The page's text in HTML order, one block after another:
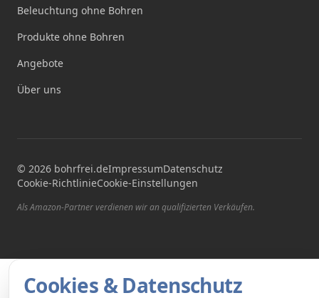
Beleuchtung ohne Bohren
Produkte ohne Bohren
Angebote
Über uns
© 2026 bohrfrei.deImpressumDatenschutz
Cookie-RichtlinieCookie-Einstellungen
Als Amazon-Partner verdienen wir an qualifizierten Verkäufen.
Cookies & Datenschutz